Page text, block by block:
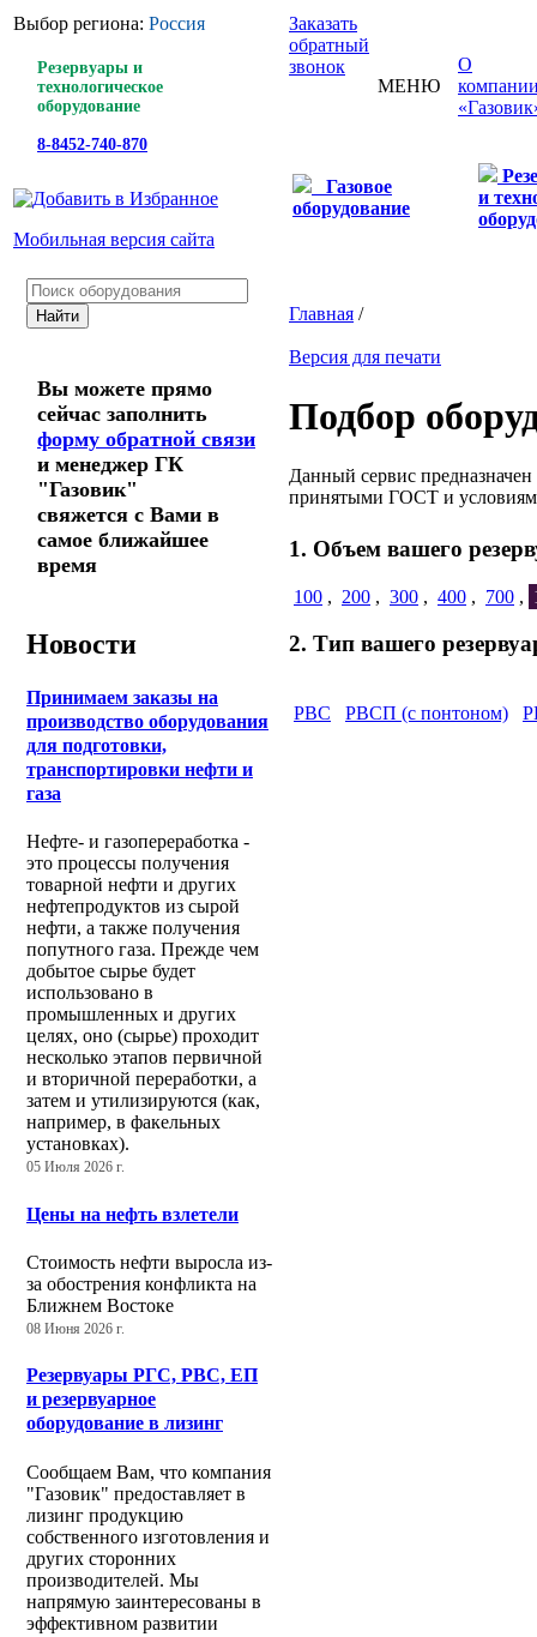
Выбор региона: Россия
Резервуары и
технологическое
оборудование
8-8452-740-870
Мобильная версия сайта
Заказать
обратный
звонок
МЕНЮ
О
Газовое
оборудование
и
Вы можете прямо
сейчас заполнить
форму обратной связи
и менеджер ГК
"Газовик"
свяжется с Вами в
самое ближайшее
время
Новости
Принимаем заказы на
производство оборудования
для подготовки,
транспортировки нефти и
газа
Нефте- и газопереработка -
это процессы получения
товарной нефти и других
нефтепродуктов из сырой
нефти, а также получения
попутного газа. Прежде чем
добытое сырье будет
использовано в
промышленных и других
целях, оно (сырье) проходит
несколько этапов первичной
и вторичной переработки, а
затем и утилизируются (как,
например, в факельных
установках).
05 Июля 2026 г.
Цены на нефть взлетели
Стоимость нефти выросла из-
за обострения конфликта на
Ближнем Востоке
08 Июня 2026 г.
Резервуары РГС, РВС, ЕП
и резервуарное
оборудование в лизинг
Сообщаем Вам, что компания
"Газовик" предоставляет в
лизинг продукцию
собственного изготовления и
других сторонних
производителей. Мы
напрямую заинтересованы в
эффективном развитии
Главная /
Версия для печати
Подбор
Данный сервис
принятыми ГОСТ и
1. Объем вашего
100 , 200 , 300 , 400 , 700 ,
2. Тип вашего
РВС РВСП (с понтоном)